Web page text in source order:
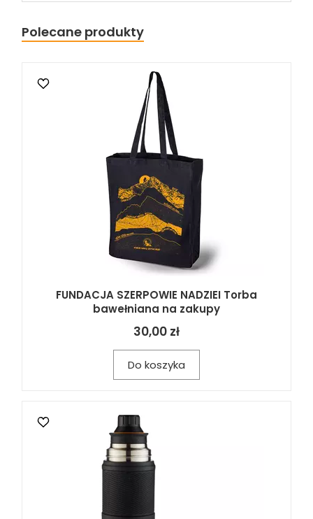
Polecane produkty
FUNDACJA SZERPOWIE NADZIEI Torba
bawełniana na zakupy
30,00 zł
Do koszyka